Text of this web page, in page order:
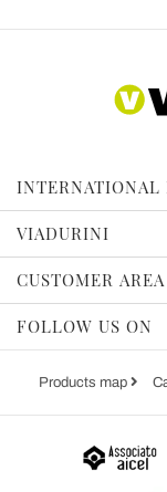
INTERNATIONAL
VIADURINI
CUSTOMER AREA
FOLLOW US ON
Products map